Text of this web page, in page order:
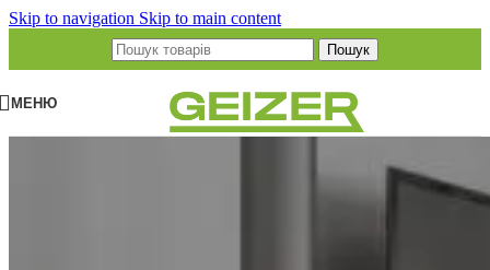
Skip to navigation Skip to main content
Пошук
МЕНЮ